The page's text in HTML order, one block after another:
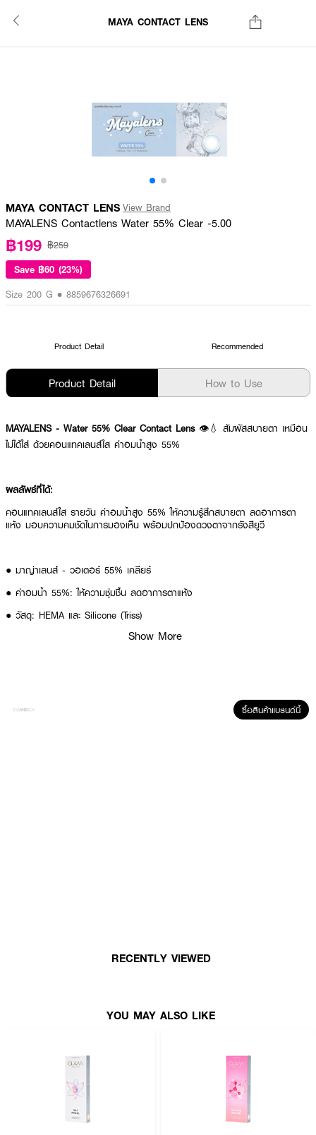
MAYA CONTACT LENS
MAYA CONTACT LENS View Brand
MAYALENS Contactlens Water 55% Clear -5.00
฿199 ฿259
Save ฿60 (23%)
Size 200 G • 8859676326691
Product Detail Recommended
Product Detail How to Use
MAYALENS - Water 55% Clear Contact Lens👁️💧 สัมผัสสบายตา เหมือน
ไม่ได้ใส่ ด้วยคอนแทคเลนส์ใส ค่าอมน้ำสูง 55%
ผลลัพธ์ที่ได้:
คอนแทคเลนส์ใส รายวัน ค่าอมน้ำสูง 55% ให้ความรู้สึกสบายตา ลดอาการตา
แห้ง มอบความคมชัดในการมองเห็น พร้อมปกป้องดวงตาจากรังสียูวี
● มาญ่าเลนส์ - วอเตอร์ 55% เคลียร์
● ค่าอมน้ำ 55%: ให้ความชุ่มชื้น ลดอาการตาแห้ง
● วัสดุ: HEMA และ Silicone (Triss)
● ปกป้องดวงตา: จากรังสียูวี UVA และ UVB
● ปราศจากเชื้อด้วยไอน้ำ
Show More
ซื้อสินค้าแบรนด์นี้
RECENTLY VIEWED
YOU MAY ALSO LIKE